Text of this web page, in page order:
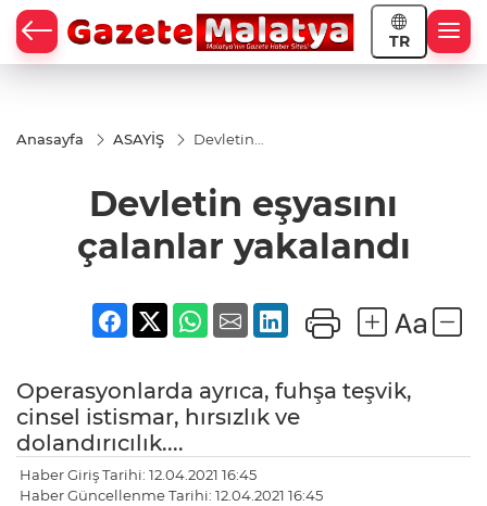
TR
Anasayfa ASAYİŞ
Devletin
yakalandı
Devletin eşyasını
çalanlar yakalandı
Operasyonlarda ayrıca, fuhşa teşvik,
cinsel istismar, hırsızlık ve
dolandırıcılık....
Haber Giriş Tarihi: 12.04.2021 16:45
Haber Güncellenme Tarihi: 12.04.2021 16:45